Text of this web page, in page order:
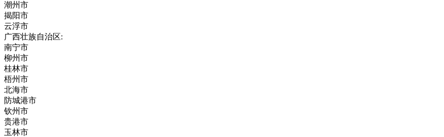
潮州市
揭阳市
云浮市
广西壮族自治区:
南宁市
柳州市
桂林市
梧州市
北海市
防城港市
钦州市
贵港市
玉林市